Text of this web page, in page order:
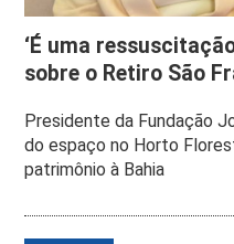
‘É uma
sobre o Retiro São
Presidente da Fundação
do espaço no Horto
patrimônio à Bahia